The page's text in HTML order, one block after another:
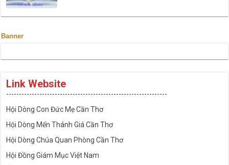
Banner
Link Website
---------------------------------------------------------------
Hội Dòng Con Đức Mẹ Cần Thơ
Hội Dòng Mến Thánh Giá Cần Thơ
Hội Dòng Chúa Quan Phòng Cần Thơ
Hội Đồng Giám Mục Việt Nam